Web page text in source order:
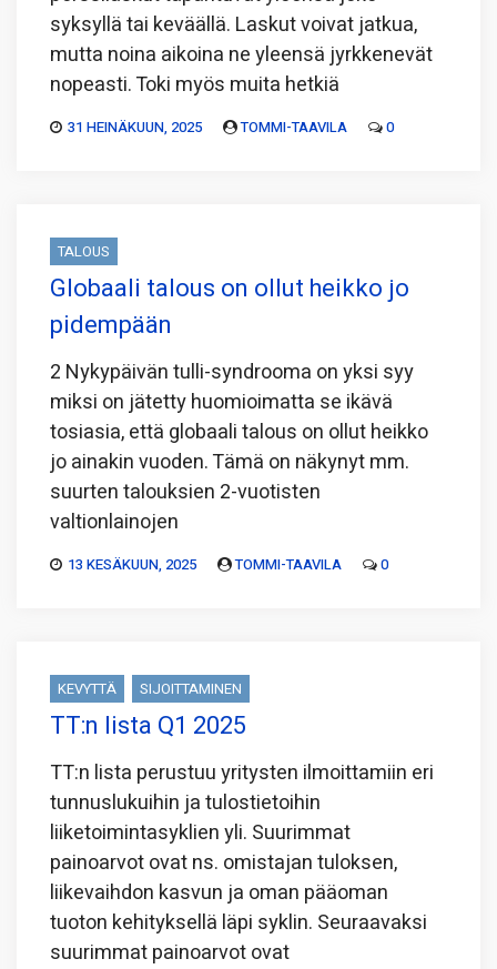
syksyllä tai keväällä. Laskut voivat jatkua,
mutta noina aikoina ne yleensä jyrkkenevät
nopeasti. Toki myös muita hetkiä
31 HEINÄKUUN, 2025 TOMMI-TAAVILA 0
TALOUS
Globaali talous on ollut heikko jo
pidempään
2 Nykypäivän tulli-syndrooma on yksi syy
miksi on jätetty huomioimatta se ikävä
tosiasia, että globaali talous on ollut heikko
jo ainakin vuoden. Tämä on näkynyt mm.
suurten talouksien 2-vuotisten
valtionlainojen
13 KESÄKUUN, 2025 TOMMI-TAAVILA 0
KEVYTTÄ SIJOITTAMINEN
TT:n lista Q1 2025
TT:n lista perustuu yritysten ilmoittamiin eri
tunnuslukuihin ja tulostietoihin
liiketoimintasyklien yli. Suurimmat
painoarvot ovat ns. omistajan tuloksen,
liikevaihdon kasvun ja oman pääoman
tuoton kehityksellä läpi syklin. Seuraavaksi
suurimmat painoarvot ovat